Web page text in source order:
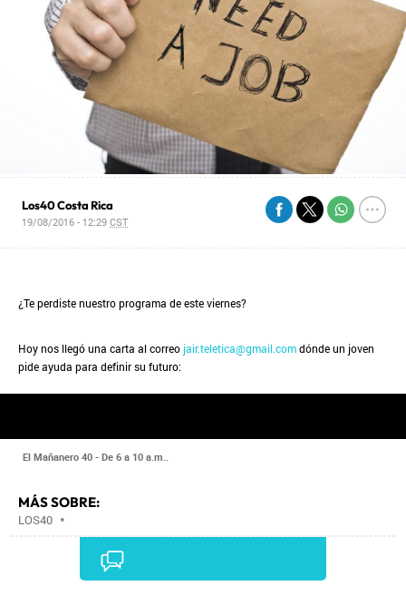
Los40 Costa Rica
19/08/2016 - 12:29CST
¿Te perdiste nuestro programa de este viernes?
Hoy nos llegó una carta al correo jair.teletica@gmail.comdónde un joven
pide ayuda para definir su futuro:
El Mañanero 40 - De 6 a 10 a.m..
MÁS SOBRE:
LOS40 •